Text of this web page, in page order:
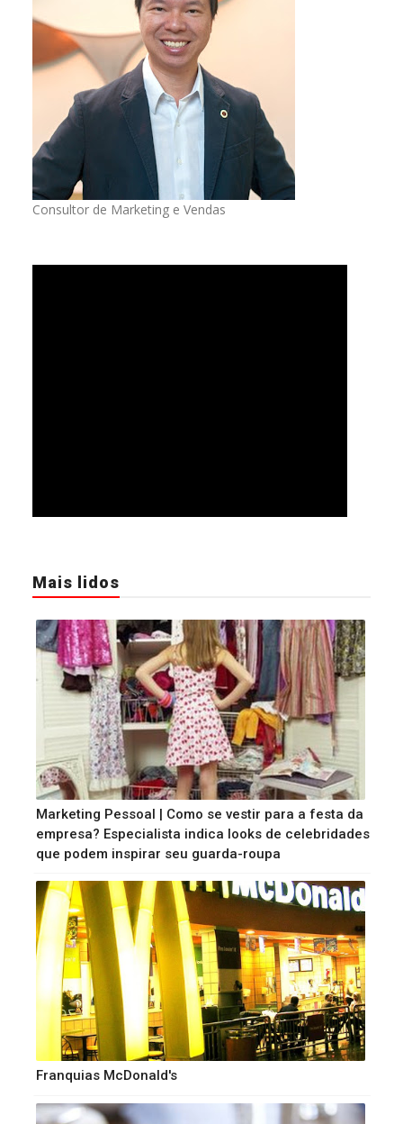
Consultor de Marketing e Vendas
Mais lidos
Marketing Pessoal | Como se vestir para a festa da
empresa? Especialista indica looks de celebridades
que podem inspirar seu guarda-roupa
Franquias McDonald's